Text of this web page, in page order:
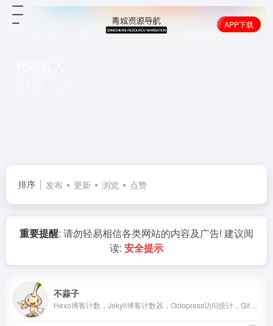
APP下载
排序 发布 更新 浏览 点赞
重要提醒: 请勿轻易相信各类网站的内容及广告! 建议阅
读: 安全提示
不蒜子